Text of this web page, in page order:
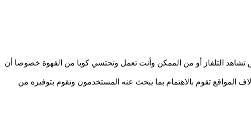
التلفاز أو من الممكن وأنت تعمل وتحتسي كوبا من القهوة خصوصا أن
المواقع تقوم بالاهتمام بما يبحث عنه المستخدمون وتقوم بتوفيره من